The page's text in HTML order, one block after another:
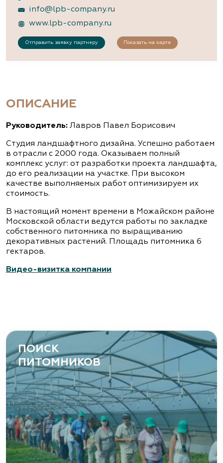
info@lpb-company.ru
www.lpb-company.ru
Отправить заявку партнеру Показать на карте
ОПИСАНИЕ
Руководитель: Лавров Павел Борисович
Студия ландшафтного дизайна. Успешно работаем
в отрасли с 2000 года. Оказываем полный
комплекс услуг: от разработки проекта ландшафта,
до его реализации на участке. При высоком
качестве выполняемых работ оптимизируем их
стоимость.
В настоящий момент времени в Можайском районе
Московской области ведутся работы по закладке
собственного питомника по выращиванию
декоративных растений. Площадь питомника 6
гектаров.
Видео-визитка компании
ПОИСК
ПИТОМНИКОВ